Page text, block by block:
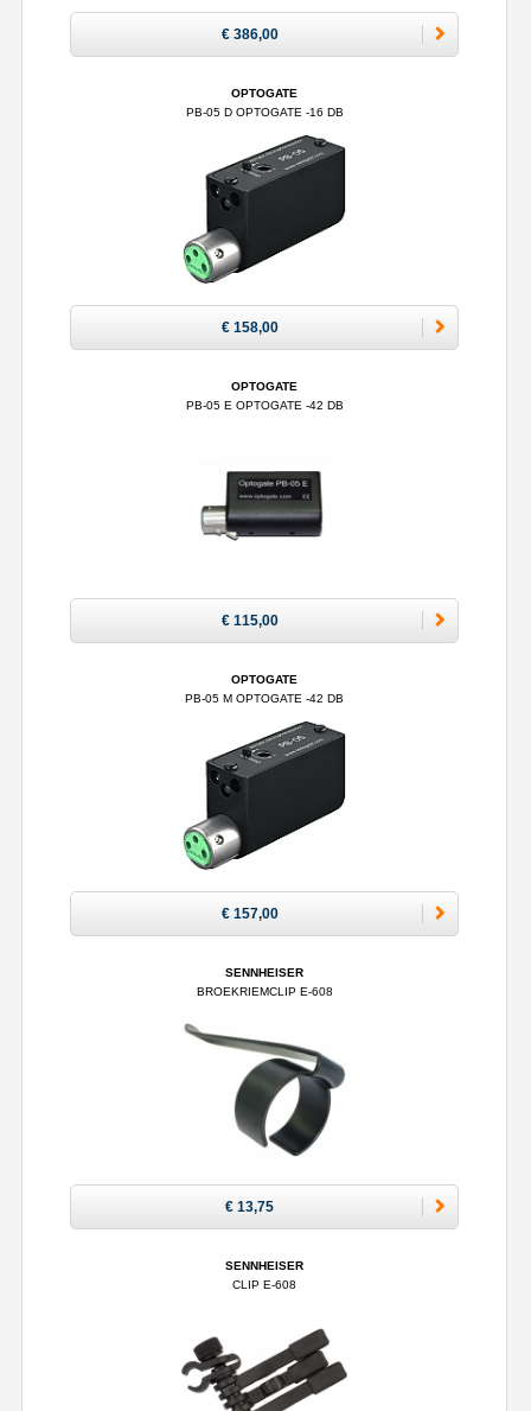
€ 386,00
OPTOGATE
PB-05 D OPTOGATE -16 DB
€ 158,00
OPTOGATE
PB-05 E OPTOGATE -42 DB
€ 115,00
OPTOGATE
PB-05 M OPTOGATE -42 DB
€ 157,00
SENNHEISER
BROEKRIEMCLIP E-608
€ 13,75
SENNHEISER
CLIP E-608